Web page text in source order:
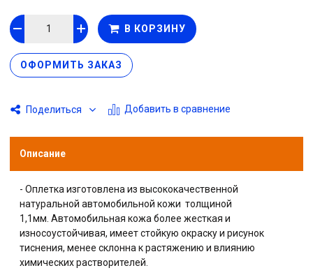
В КОРЗИНУ
ОФОРМИТЬ ЗАКАЗ
Поделиться Добавить в сравнение
Описание
- Оплетка изготовлена из высококачественной
натуральной автомобильной кожи толщиной
1,1мм. Автомобильная кожа более жесткая и
износоустойчивая, имеет стойкую окраску и рисунок
тиснения, менее склонна к растяжению и влиянию
химических растворителей.